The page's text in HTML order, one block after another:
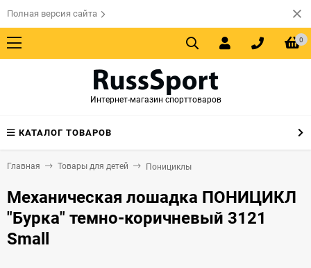
Полная версия сайта
0
Интернет-магазин спорттоваров
КАТАЛОГ ТОВАРОВ
Главная Товары для детей Понициклы
Механическая лошадка ПОНИЦИКЛ
"Бурка" темно-коричневый 3121
Small